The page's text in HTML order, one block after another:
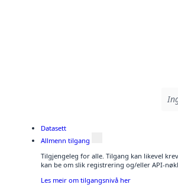
Datasett
Allmenn tilgang
Tilgjengeleg for alle. Tilgang kan likevel
kan be om slik registrering og/eller API-
Les meir om tilgangsnivå her